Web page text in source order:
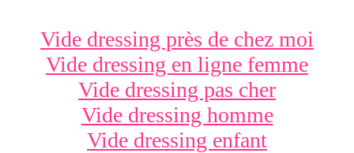
Vide dressing près de chez moi
Vide dressing en ligne femme
Vide dressing pas cher
Vide dressing homme
Vide dressing enfant